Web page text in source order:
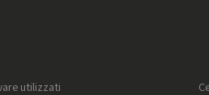
utilizzati